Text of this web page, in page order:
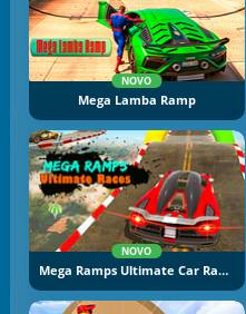
NOVO
Mega Lamba Ramp
NOVO
Mega Ramps Ultimate Car Races